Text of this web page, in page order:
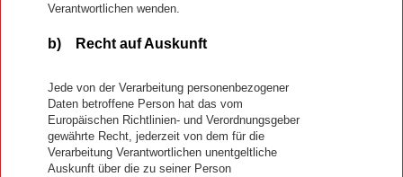
Verantwortlichen wenden.
b) Recht auf Auskunft
Jede von der Verarbeitung personenbezogener
Daten betroffene Person hat das vom
Europäischen Richtlinien- und Verordnungsgeber
gewährte Recht, jederzeit von dem für die
Verarbeitung Verantwortlichen unentgeltliche
Auskunft über die zu seiner Person